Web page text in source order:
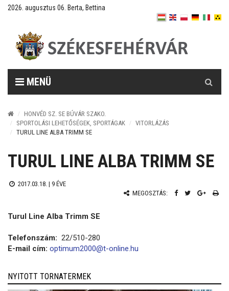
2026. augusztus 06. Berta, Bettina
MENÜ
HONVÉD SZ. SE BÚVÁR SZAKO.
SPORTOLÁSI LEHETŐSÉGEK, SPORTÁGAK
VITORLÁZÁS
TURUL LINE ALBA TRIMM SE
TURUL LINE ALBA TRIMM SE
2017.03.18. | 9 ÉVE
MEGOSZTÁS:
Turul Line Alba Trimm SE
Telefonszám: 22/510-280
E-mail cím: optimum2000@t-online.hu
NYITOTT TORNATERMEK